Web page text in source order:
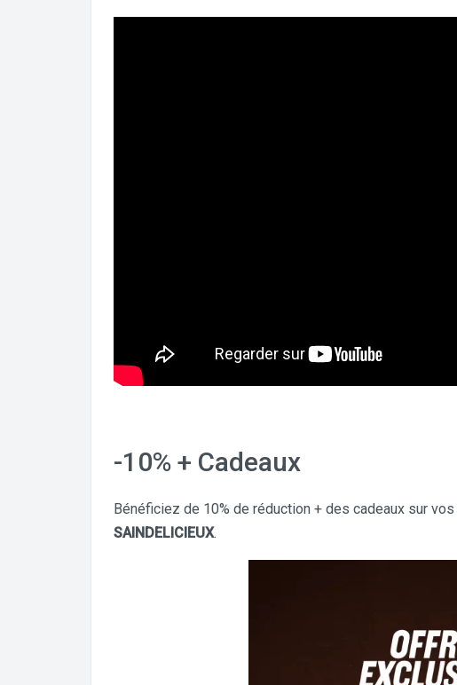
-10% + Cadeaux
Bénéficiez de 10% de réduction + des cadeaux sur
SAINDELICIEUX.